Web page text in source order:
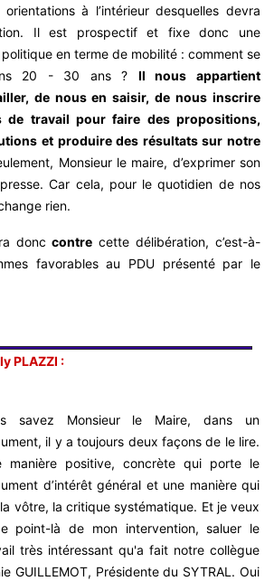
à l’intérieur desquelles devra
Il est prospectif et fixe donc une
en terme de mobilité : comment se
20 - 30 ans ? Il nous appartient
de nous en saisir, de nous inscrire
de travail pour faire des propositions,
et produire des résultats sur notre
Monsieur le maire, d’exprimer son
Car cela, pour le quotidien de nos
rien.
donccontre cette délibération, c’est-à-
favorables au PDU présenté par le
PLAZZI :
savez Monsieur le Maire, dans un
il y a toujours deux façons de le lire.
manière positive, concrète qui porte le
d’intérêt général et une manière qui
vôtre, la critique systématique. Et je veux
point-là de mon intervention, saluer le
très intéressant qu'a fait notre collègue
GUILLEMOT, Présidente du SYTRAL. Oui